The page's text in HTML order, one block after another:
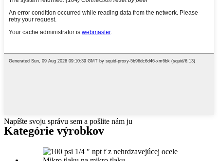
Napíšte svoju správu sem a pošlite nám ju
Kategórie výrobkov